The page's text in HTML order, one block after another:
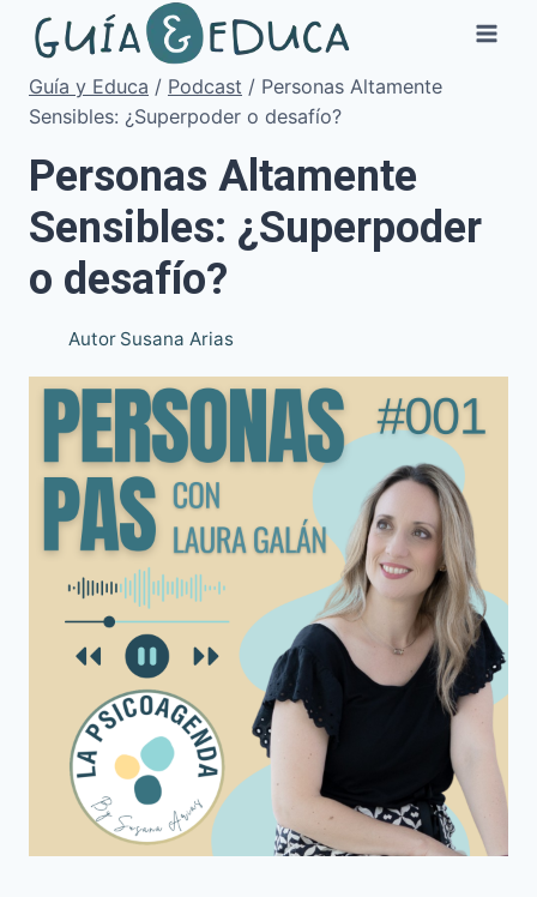
Saltar
contenido
Guía y Educa / Podcast / Personas Altamente
Sensibles: ¿Superpoder o desafío?
Personas Altamente
Sensibles: ¿Superpoder
o desafío?
Autor Susana Arias